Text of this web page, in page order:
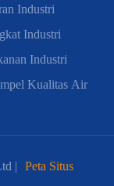
Industri
Industri
Industri
Kualitas Air
| Peta Situs